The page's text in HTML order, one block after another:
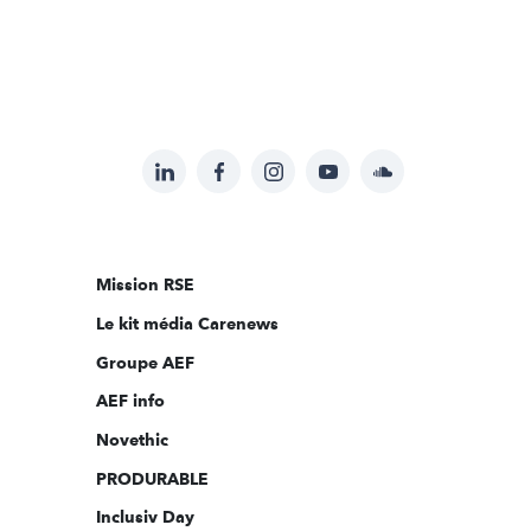
Suivez-
sur:
LinkedInFacebookInstagramYouTubeSoundcloud
Mission RSE
Le kit média Carenews
Groupe AEF
AEF info
Novethic
PRODURABLE
Inclusiv Day